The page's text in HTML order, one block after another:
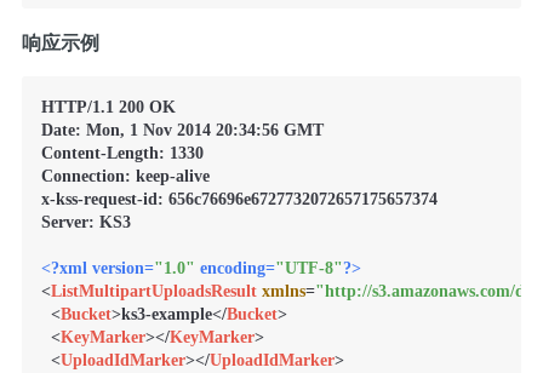
响应示例
HTTP/1.1 200 OK
Date: Mon, 1 Nov 2014 20:34:56 GMT
Content-Length: 1330
Connection: keep-alive
x-kss-request-id: 656c76696e6727732072657175657374
Server: KS3
<?xml version="1.0" encoding="UTF-8"?>
<ListMultipartUploadsResult xmlns="http://s3.amazonaws.com/
<Bucket>ks3-example</Bucket>
<KeyMarker></KeyMarker>
<UploadIdMarker></UploadIdMarker>